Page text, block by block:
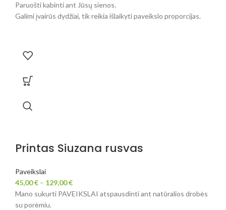
Paruošti kabinti ant Jūsų sienos.
Galimi įvairūs dydžiai, tik reikia išlaikyti paveikslo proporcijas.
Printas Siuzana rusvas
Paveikslai
45,00€ – 129,00€
Mano sukurti PAVEIKSLAI atspausdinti ant natūralios drobės
su porėmiu.